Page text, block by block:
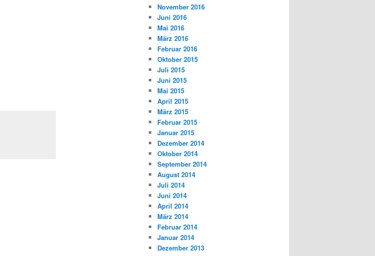
November 2016
Juni 2016
Mai 2016
März 2016
Februar 2016
Oktober 2015
Juli 2015
Juni 2015
Mai 2015
April 2015
März 2015
Februar 2015
Januar 2015
Dezember 2014
Oktober 2014
September 2014
August 2014
Juli 2014
Juni 2014
April 2014
März 2014
Februar 2014
Januar 2014
Dezember 2013